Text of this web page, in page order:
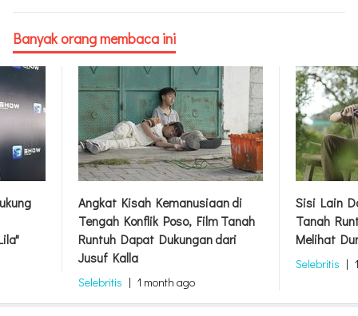
Banyak orang membaca ini
Angkat Kisah Kemanusiaan di
Tengah Konflik Poso, Film Tanah
Runtuh Dapat Dukungan dari
Jusuf Kalla
Selebritis | 1 month ago
Sisi Lain
Tanah
Melihat
Selebritis |